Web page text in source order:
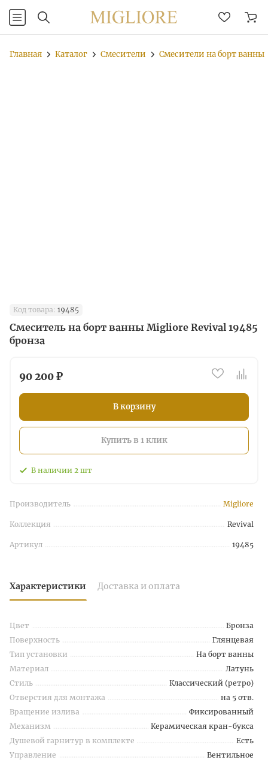
Главная Каталог Смесители Смесители на борт ванны
Код товара: 19485
Смеситель на борт ванны Migliore Revival 19485
бронза
90 200 ₽
В корзину
Купить в 1 клик
В наличии 2 шт
Производитель Migliore
Коллекция Revival
Артикул 19485
Характеристики Доставка и оплата
Цвет
Бронза
Поверхность
Глянцевая
Тип установки
На борт ванны
Материал
Латунь
Стиль
Классический (ретро)
Отверстия для монтажа
на 5 отв.
Вращение излива
Фиксированный
Механизм
Керамическая кран-букса
Душевой гарнитур в комплекте
Есть
Управление
Вентильное